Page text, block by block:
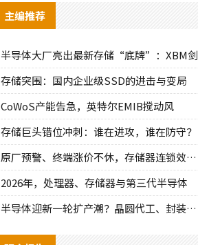
主编推荐
半导体大厂亮出最新存储“底牌”：XBM剑
存储突围：国内企业级SSD的进击与变局
CoWoS产能告急，英特尔EMIB搅动风
存储巨头错位冲刺：谁在进攻，谁在防守？
原厂预警、终端涨价不休，存储器连锁效应持
2026年，处理器、存储器与第三代半导体
半导体迎新一轮扩产潮？晶圆代工、封装、光